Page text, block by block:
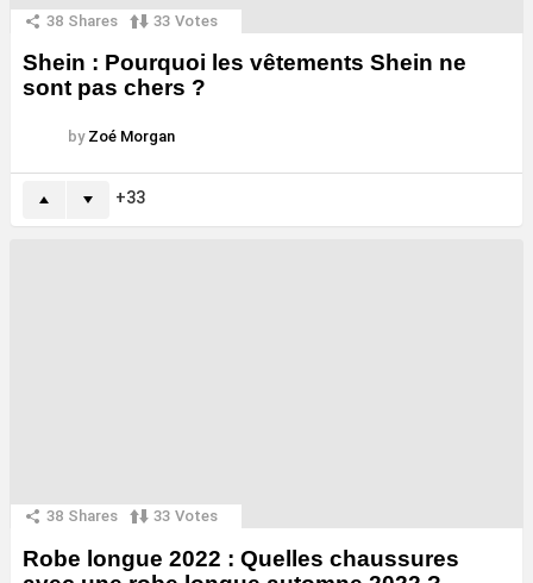
38 Shares 33 Votes
Shein : Pourquoi les vêtements Shein ne
sont pas chers ?
by Zoé Morgan
33
38 Shares 33 Votes
Robe longue 2022 : Quelles chaussures